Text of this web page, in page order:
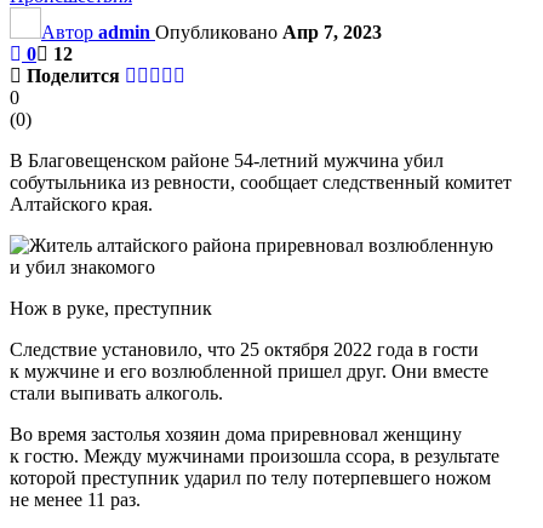
Автор admin Опубликовано Апр 7, 2023
0
12
Поделится
0
(0)
В Благовещенском районе 54-летний мужчина убил
собутыльника из ревности, сообщает следственный комитет
Алтайского края.
Нож в руке, преступник
Следствие установило, что 25 октября 2022 года в гости
к мужчине и его возлюбленной пришел друг. Они вместе
стали выпивать алкоголь.
Во время застолья хозяин дома приревновал женщину
к гостю. Между мужчинами произошла ссора, в результате
которой преступник ударил по телу потерпевшего ножом
не менее 11 раз.